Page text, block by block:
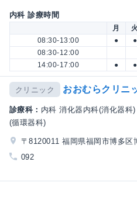
内科 診療時間
月 火
08:30-13:00
● ●
08:30-12:00
14:00-17:00
● ●
クリニック おおむらクリニ
診療科： 内科 消化器内科(消化器科
(循環器科)
〒8120011 福岡県福岡市博多
092